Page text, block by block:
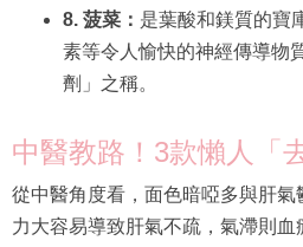
8. 菠菜： 是葉酸和鎂質的寶
素等令人愉快的神經傳導物
劑」之稱。
中醫教路！3款懶人「
從中醫角度看，面色暗啞多與肝
力大容易導致肝氣不疏，氣滯則